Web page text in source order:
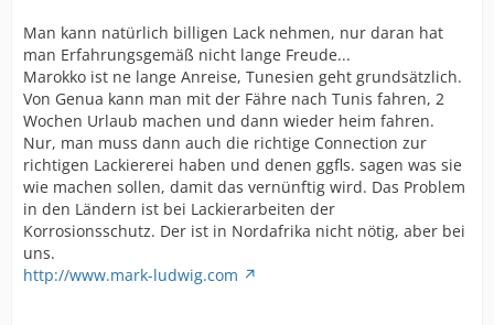
Man kann natürlich billigen Lack nehmen, nur daran hat
man Erfahrungsgemäß nicht lange Freude...
Marokko ist ne lange Anreise, Tunesien geht grundsätzlich.
Von Genua kann man mit der Fähre nach Tunis fahren, 2
Wochen Urlaub machen und dann wieder heim fahren.
Nur, man muss dann auch die richtige Connection zur
richtigen Lackiererei haben und denen ggfls. sagen was sie
wie machen sollen, damit das vernünftig wird. Das Problem
in den Ländern ist bei Lackierarbeiten der
Korrosionsschutz. Der ist in Nordafrika nicht nötig, aber bei
uns.
http://www.mark-ludwig.com